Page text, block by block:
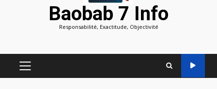
Baobab 7 Info
Responsabilité, Exactitude, Objectivité
MENU
PRINCIPAL